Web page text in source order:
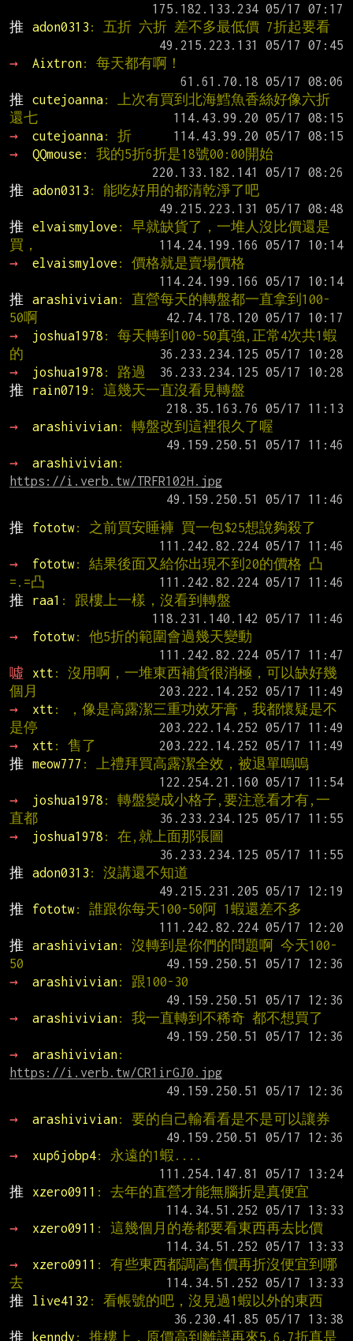
推
adon0313 : 五折 六折 差不多最低價 7折起要看
→
Aixtron: 每天都有啊！
推
cutejoanna: 上次有買到北海鱈魚香絲好像六折
還七
→
cutejoanna: 折
→
QQmouse : 我的5折6折是18號00:00開始
推
adon0313 : 能吃好用的都清乾淨了吧
推
elvaismylove : 早就缺貨了，一堆人沒比價還是
買，
→
elvaismylove : 價格就是賣場價格
推
arashivivian: 直營每天的轉盤都一直拿到100-
50啊
→
joshua1978 : 每天轉到100-50真強,正常4次共1蝦
的
→
joshua1978 : 路過
推
rain0719 : 這幾天一直沒看見轉盤
→
arashivivian: 轉盤改到這裡很久了喔
→
arashivivian
https://i.verb.tw/TRFR102H.jpg
推
fototw: 之前買安睡褲 買一包$25想說夠殺了
→
fototw: 結果後面又給你出現不到20的價格 凸
=.=凸
推
raa1 : 跟樓上一樣，沒看到轉盤
→
fototw: 他5折的範圍會過幾天變動
噓
xtt : 沒用啊，一堆東西補貨很消極，可以缺好幾
個月
→
xtt : ，像是高露潔三重功效牙膏，我都懷疑是不
是停
→
xtt : 售了
推
meow777 : 上禮拜買高露潔全效，被退單嗚嗚
→
joshua1978 : 轉盤變成小格子,要注意看才有,一
直都
→
joshua1978 : 在,就上面那張圖
推
adon0313 : 沒講還不知道
推
fototw: 誰跟你每天100-50阿 1蝦還差不多
推
arashivivian: 沒轉到是你們的問題啊 今天100-
50
→
arashivivian: 跟100-30
→
arashivivian: 我一直轉到不稀奇 都不想買了
→
arashivivian
https://i.verb.tw/CR1irGJ0.jpg
→
arashivivian: 要的自己輸看看是不是可以讓券
→
xup6jobp4: 永遠的1蝦....
推
xzero0911 : 去年的直營才能無腦折是真便宜
→
xzero0911 : 這幾個月的卷都要看東西再去比價
→
xzero0911 : 有些東西都調高售價再折沒便宜到哪
去
推
live4132 : 看帳號的吧，沒見過1蝦以外的東西
推
kenndy : 推樓上，原價高到離譜再來5.6.7折真是